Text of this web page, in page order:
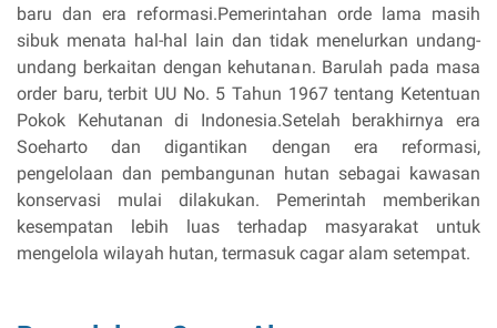
baru dan era reformasi.Pemerintahan orde lama masih
sibuk menata hal-hal lain dan tidak menelurkan undang-
undang berkaitan dengan kehutanan. Barulah pada masa
order baru, terbit UU No. 5 Tahun 1967 tentang Ketentuan
Pokok Kehutanan di Indonesia.Setelah berakhirnya era
Soeharto dan digantikan dengan era reformasi,
pengelolaan dan pembangunan hutan sebagai kawasan
konservasi mulai dilakukan. Pemerintah memberikan
kesempatan lebih luas terhadap masyarakat untuk
mengelola wilayah hutan, termasuk cagar alam setempat.